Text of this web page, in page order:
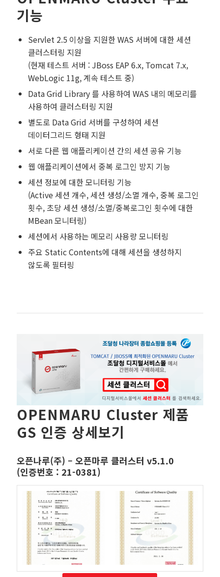
기능
Servlet 2.5 이상을 지원한 WAS 서버에 대한 세션
클러스터링 지원
(현재 테스트 서버 : JBoss EAP 6.x, Tomcat 7.x,
WebLogic 11g, 계속 테스트 중)
Data Grid Library 를 사용하여 WAS 내의 메모리를
사용하여 클러스터링 지원
별도로 Data Grid 서버를 구성하여 세션
데이터그리드 형태 지원
서로 다른 웹 애플리케이션 간의 세션 공유 기능
웹 애플리케이션에서 중복 로그인 방지 기능
세션 정보에 대한 모니터링 기능
(Active 세션 개수, 세션 생성/소멸 개수, 중복 로그인
횟수, 초당 세션 생성/소멸/중복로그인 횟수에 대한
MBean 모니터링)
세션에서 사용하는 메모리 사용량 모니터링
주요 Static Contents에 대해 세션을 생성하지
않도록 필터링
OPENMARU Cluster 제품
GS 인증 상세보기
오픈나루(주) – 오픈마루 클러스터 v5.1.0
(인증번호 : 21-0381)